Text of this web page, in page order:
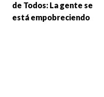
de Todos: La gente se
está empobreciendo